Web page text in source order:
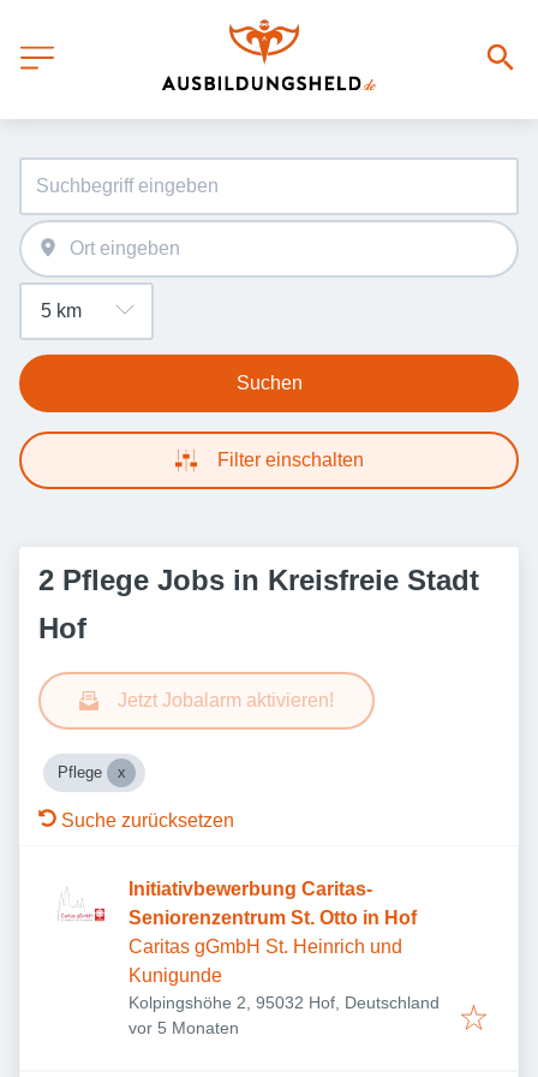
Suchen
Filter einschalten
2 Pflege Jobs in Kreisfreie Stadt
Hof
Jetzt Jobalarm aktivieren!
Pflege
Suche zurücksetzen
Initiativbewerbung Caritas-
Seniorenzentrum St. Otto in Hof
Caritas gGmbH St. Heinrich und
Kunigunde
Kolpingshöhe 2, 95032 Hof, Deutschland
Veröffentlicht:
vor 5 Monaten